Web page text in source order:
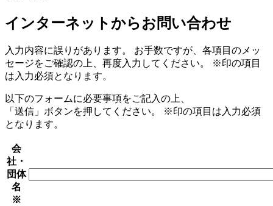
インターネットからお問い合わせ
入力内容に誤りがあります。 お手数ですが、各項目のメッ
セージをご確認の上、再度入力してください。
※印の項目
は入力必須となります。
以下のフォームに必要事項をご記入の上、
「送信」ボタンを押してください。
※印の項目は入力必須
となります。
会
社・
団体
名
※